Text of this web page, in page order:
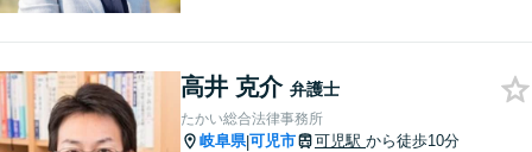
ご提案いたします。【夫婦カ
ウンセラーの資格あり】
高井 克介 弁護士
たかい総合法律事務所
岐阜県|可児市 可児駅 から徒歩10分